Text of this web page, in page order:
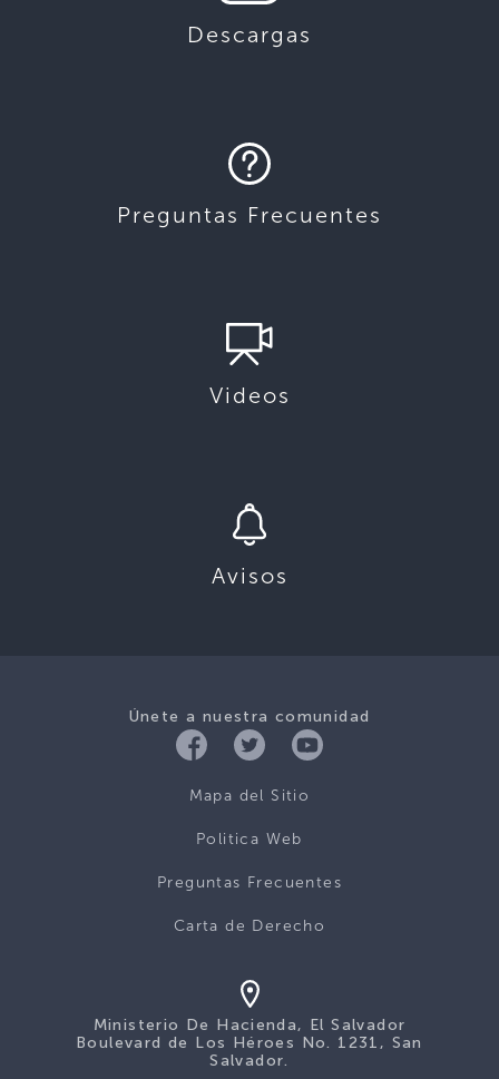
Descargas
Preguntas Frecuentes
Videos
Avisos
Únete a nuestra comunidad
Mapa del Sitio
Politica Web
Preguntas Frecuentes
Carta de Derecho
Ministerio De Hacienda, El Salvador
Boulevard de Los Héroes No. 1231, San
Salvador.